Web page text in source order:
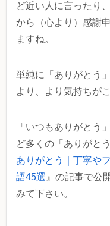
ど近い人に言ったり
から（心より）感謝
ますね。
単純に「ありがとう
より、より気持ちが
「いつもありがとう
ど多くの「ありがと
ありがとう｜丁寧や
語45選 』の記事で公
みて下さい。